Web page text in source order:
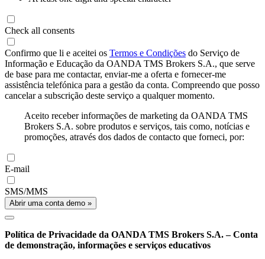
Check all consents
Confirmo que li e aceitei os Termos e Condições do Serviço de
Informação e Educação da OANDA TMS Brokers S.A., que serve
de base para me contactar, enviar-me a oferta e fornecer-me
assistência telefónica para a gestão da conta. Compreendo que posso
cancelar a subscrição deste serviço a qualquer momento.
Aceito receber informações de marketing da OANDA TMS
Brokers S.A. sobre produtos e serviços, tais como, notícias e
promoções, através dos dados de contacto que forneci, por:
E-mail
SMS/MMS
Abrir uma conta demo »
Política de Privacidade da OANDA TMS Brokers S.A. – Conta
de demonstração, informações e serviços educativos